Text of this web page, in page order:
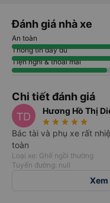
Đánh giá nhà xe
An toàn
Thông tin đầy đủ
Tiện nghi & thoải mái
Chi tiết đánh giá
TD Hương Hồ Thị
star_rate star_rate star_rate star_rate star_rate
Bác tài và phụ xe rất
toàn
Loại xe: Ghế ngồi thường
Tuyến đường: null